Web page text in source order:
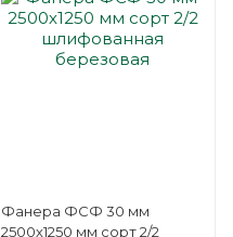
Фанера ФСФ 30 мм
2500х1250 мм сорт 2/2